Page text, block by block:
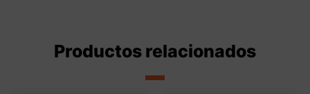
Productos relacionados